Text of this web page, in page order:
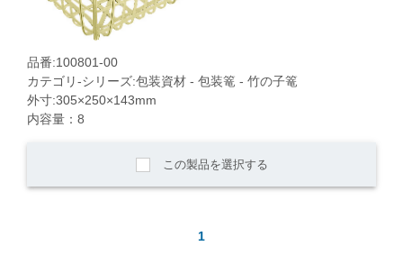
品番:100801-00
カテゴリ-シリーズ:包装資材 - 包装篭 - 竹の子篭
外寸:305×250×143mm
内容量：8
この製品を選択する
1